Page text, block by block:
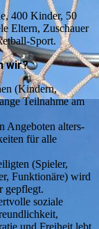
400 Kinder, 50
Eltern, Zuschauer
Sport.
wir?
(Kindern,
Teilnahme am
Angeboten alters-
für alle
(Spieler,
Funktionäre) wird
gepflegt.
soziale